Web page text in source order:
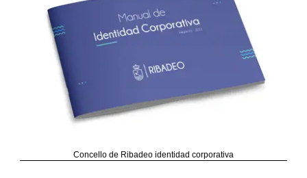
Concello de Ribadeo identidad corporativa